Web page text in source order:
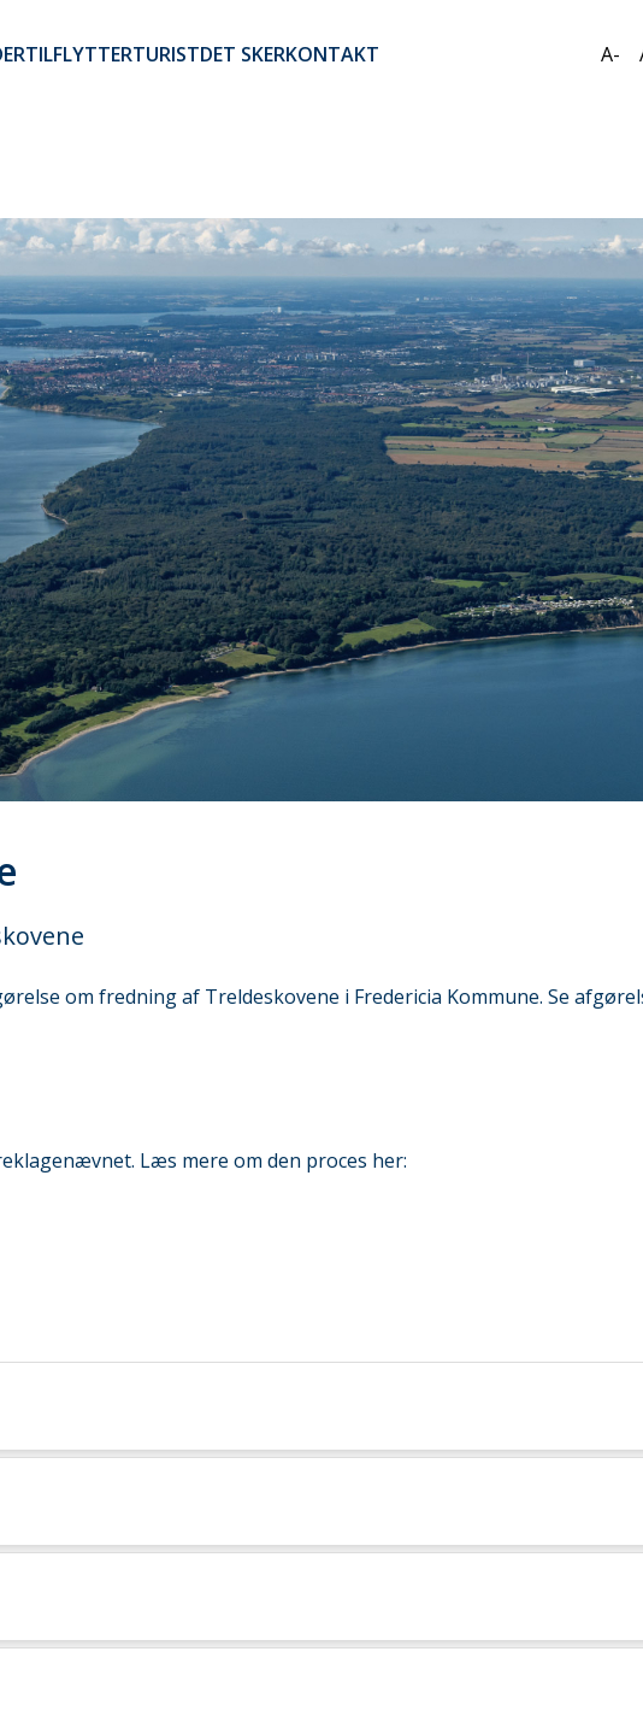
TILFLYTTERTURISTDET SKERKONTAKT A-
om fredning af Treldeskovene i Fredericia Kommune. Se
Læs mere om den proces her: